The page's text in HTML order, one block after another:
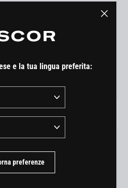
e la tua lingua preferita:
preferenze